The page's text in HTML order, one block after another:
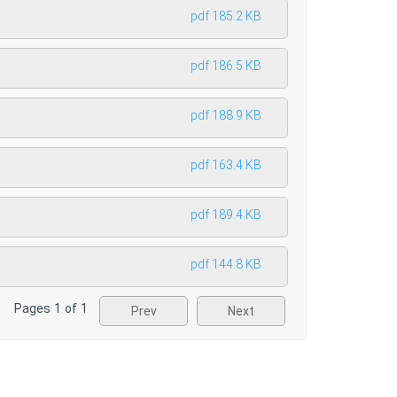
pdf 185.2 KB
pdf 186.5 KB
pdf 188.9 KB
pdf 163.4 KB
pdf 189.4 KB
pdf 144.8 KB
Pages 1 of 1 Prev Next